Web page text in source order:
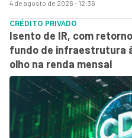
4 de agosto de 2026 - 12:36
CRÉDITO PRIVADO
Isento de IR, com
fundo de infraestrutura
olho na renda mensal